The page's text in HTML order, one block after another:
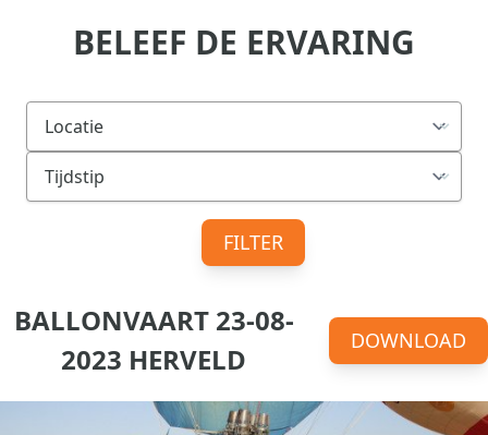
BELEEF DE ERVARING
FILTER
BALLONVAART 23-08-
2023 HERVELD
DOWNLOAD